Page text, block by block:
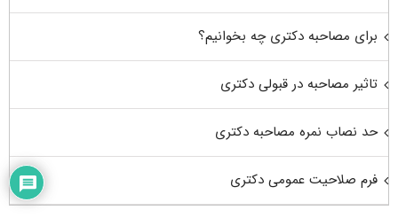
برای مصاحبه دکتری چه بخوانیم؟
تاثیر مصاحبه در قبولی دکتری
حد نصاب نمره مصاحبه دکتری
فرم صلاحیت عمومی دکتری